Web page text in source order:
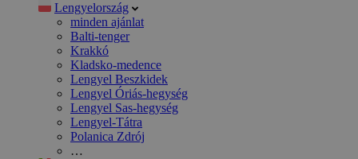
Lengyelország
minden ajánlat
Balti-tenger
Krakkó
Kladsko-medence
Lengyel Beszkidek
Lengyel Óriás-hegység
Lengyel Sas-hegység
Lengyel-Tátra
Polanica Zdrój
…